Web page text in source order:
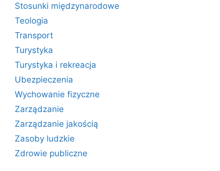
Stosunki międzynarodowe
Teologia
Transport
Turystyka
Turystyka i rekreacja
Ubezpieczenia
Wychowanie fizyczne
Zarządzanie
Zarządzanie jakością
Zasoby ludzkie
Zdrowie publiczne